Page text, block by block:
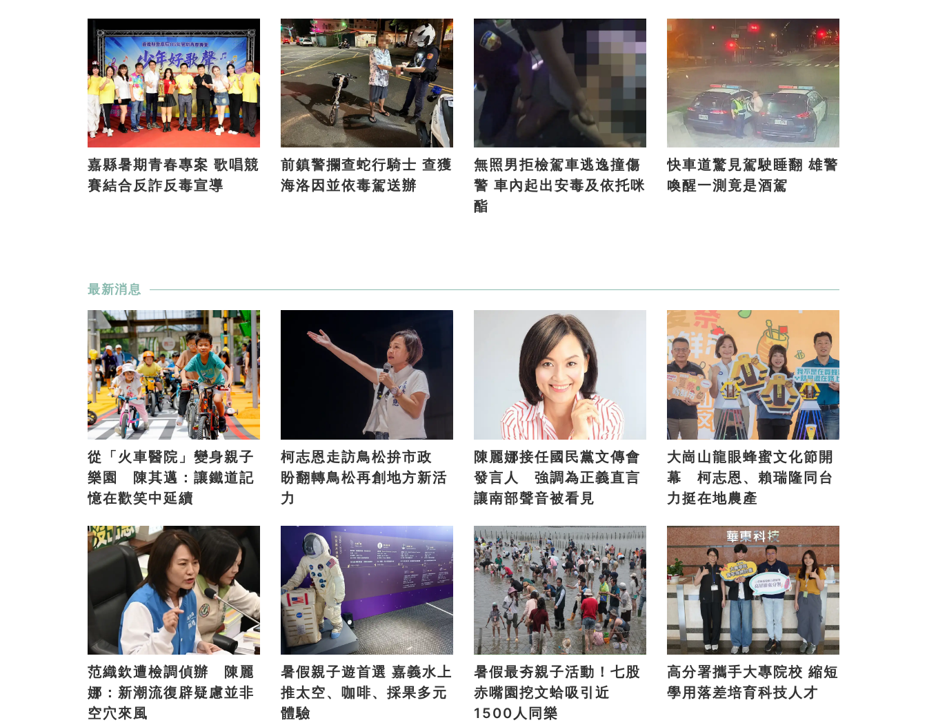
嘉縣暑期青春專案 歌唱競
賽結合反詐反毒宣導
前鎮警攔查蛇行騎士 查獲
海洛因並依毒駕送辦
無照男拒檢駕車逃逸撞傷
警 車內起出安毒及依托咪
酯
快車道驚見駕駛睡翻 雄警
喚醒一測竟是酒駕
最新消息
從「火車醫院」變身親子
樂園 陳其邁：讓鐵道記
憶在歡笑中延續
柯志恩走訪鳥松拚市政
盼翻轉鳥松再創地方新活
力
陳麗娜接任國民黨文傳會
發言人 強調為正義直言
讓南部聲音被看見
大崗山龍眼蜂蜜文化節開
幕 柯志恩、賴瑞隆同台
力挺在地農產
范織欽遭檢調偵辦 陳麗
娜：新潮流復辟疑慮並非
空穴來風
暑假親子遊首選 嘉義水上
推太空、咖啡、採果多元
體驗
暑假最夯親子活動！七股
赤嘴園挖文蛤吸引近
1500人同樂
高分署攜手大專院校 縮短
學用落差培育科技人才